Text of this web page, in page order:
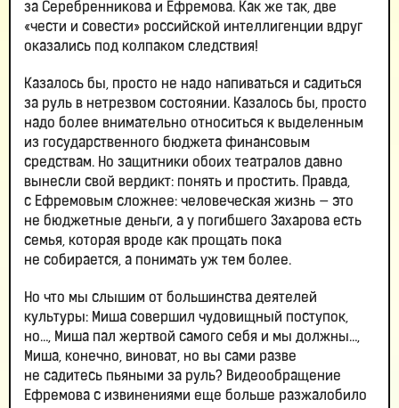
за Серебренникова и Ефремова. Как же так, две
«чести и совести» российской интеллигенции вдруг
оказались под колпаком следствия!
Казалось бы, просто не надо напиваться и садиться
за руль в нетрезвом состоянии. Казалось бы, просто
надо более внимательно относиться к выделенным
из государственного бюджета финансовым
средствам. Но защитники обоих театралов давно
вынесли свой вердикт: понять и простить. Правда,
с Ефремовым сложнее: человеческая жизнь — это
не бюджетные деньги, а у погибшего Захарова есть
семья, которая вроде как прощать пока
не собирается, а понимать уж тем более.
Но что мы слышим от большинства деятелей
культуры: Миша совершил чудовищный поступок,
но…, Миша пал жертвой самого себя и мы должны…,
Миша, конечно, виноват, но вы сами разве
не садитесь пьяными за руль? Видеообращение
Ефремова с извинениями еще больше разжалобило